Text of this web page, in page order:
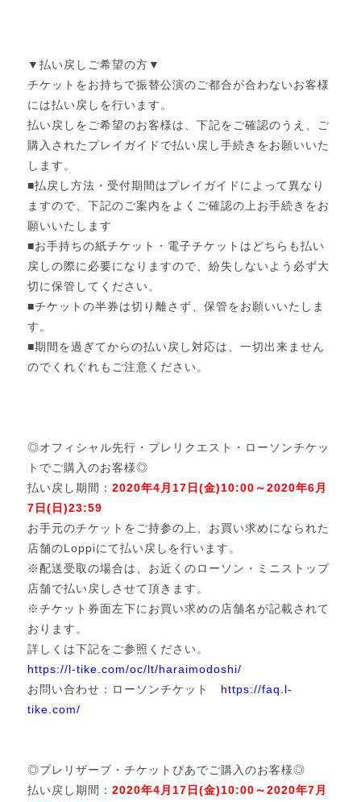
▼払い戻しご希望の方▼
チケットをお持ちで振替公演のご都合が合わないお客様
には払い戻しを行います。
払い戻しをご希望のお客様は、下記をご確認のうえ、ご
購入されたプレイガイドで払い戻し手続きをお願いいた
します。
■払戻し方法・受付期間はプレイガイドによって異なり
ますので、下記のご案内をよくご確認の上お手続きをお
願いいたします
■お手持ちの紙チケット・電子チケットはどちらも払い
戻しの際に必要になりますので、紛失しないよう必ず大
切に保管してください。
■チケットの半券は切り離さず、保管をお願いいたしま
す。
■期間を過ぎてからの払い戻し対応は、一切出来ません
のでくれぐれもご注意ください。
◎オフィシャル先行・プレリクエスト・ローソンチケッ
トでご購入のお客様◎
払い戻し期間：2020年4月17日(金)10:00～2020年6月
7日(日)23:59
お手元のチケットをご持参の上、お買い求めになられた
店舗のLoppiにて払い戻しを行います。
※配送受取の場合は、お近くのローソン・ミニストップ
店舗で払い戻しさせて頂きます。
※チケット券面左下にお買い求めの店舗名が記載されて
おります。
詳しくは下記をご参照ください。
https://l-tike.com/oc/lt/haraimodoshi/
お問い合わせ：ローソンチケット https://faq.l-
tike.com/
◎プレリザーブ・チケットぴあでご購入のお客様◎
払い戻し期間：2020年4月17日(金)10:00～2020年7月